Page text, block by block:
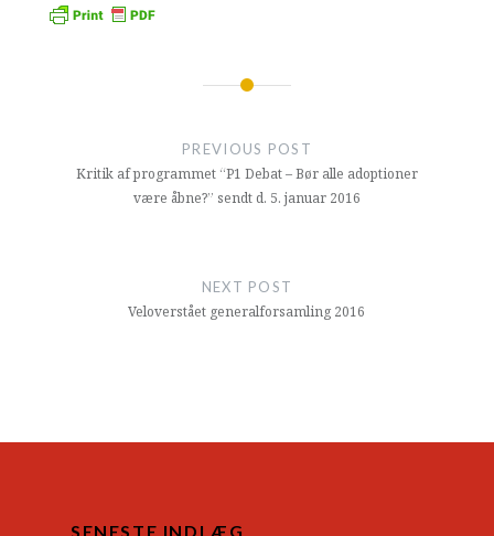
Indlægsnavigation
PREVIOUS POST
Kritik af programmet “P1 Debat – Bør alle adoptioner
være åbne?” sendt d. 5. januar 2016
NEXT POST
Veloverstået generalforsamling 2016
SENESTE INDLÆG